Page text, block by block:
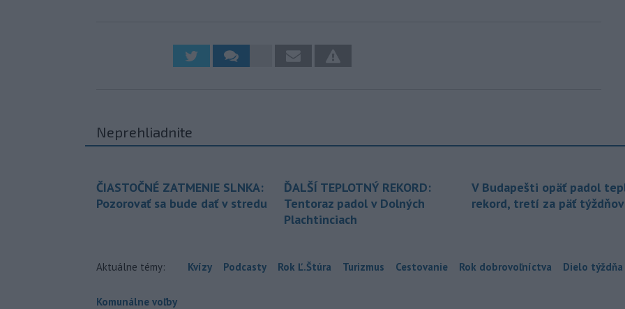
Neprehliadnite
ČIASTOČNÉ ZATMENIE SLNKA:
Pozorovať sa bude dať v stredu
ĎALŠÍ TEPLOTNÝ REKORD:
Tentoraz padol v Dolných
Plachtinciach
V Budapešti opäť padol
rekord, tretí za päť týždňov
Aktuálne témy: Kvízy Podcasty Rok Ľ.Štúra Turizmus Cestovanie Rok dobrovoľníctva Dielo týždňa
Komunálne voľby